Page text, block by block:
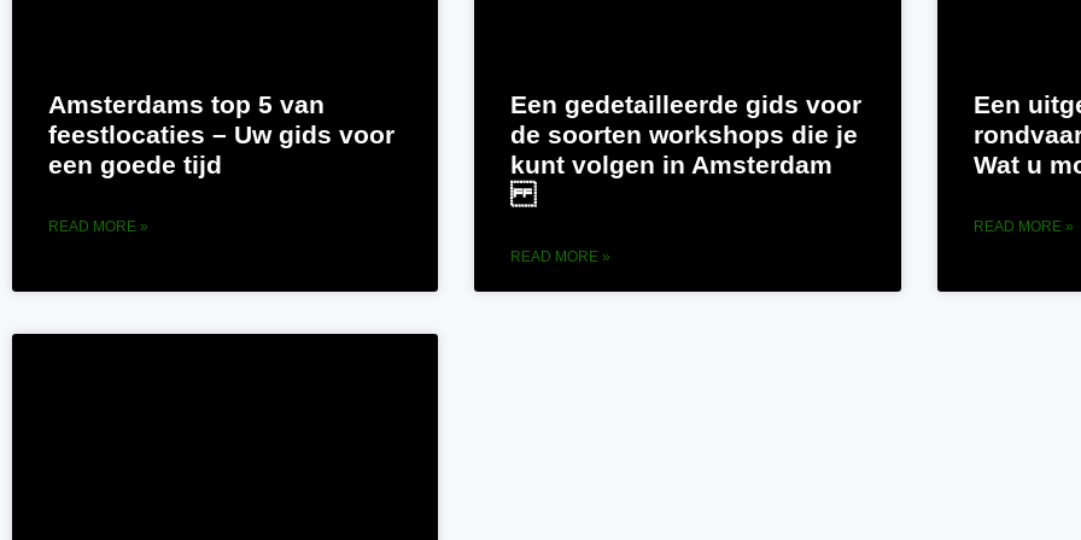
Amsterdams top 5 van
feestlocaties – Uw gids voor
een goede tijd
READ MORE »
Een gedetailleerde gids voor
de soorten workshops die je
kunt volgen in Amsterdam
READ MORE »
Een
Wat u
READ MORE »